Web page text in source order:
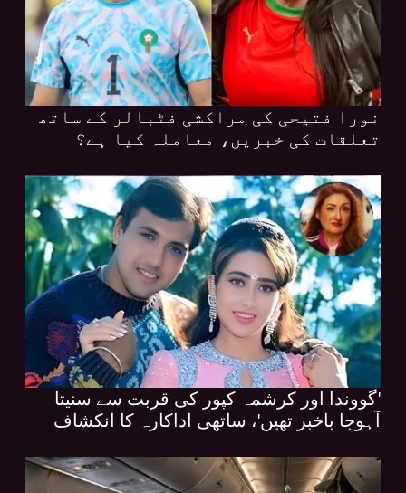
نورا فتیحی کی مراکشی فٹبالر کے ساتھ
تعلقات کی خبریں، معاملہ کیا ہے؟
'گووندا اور کرشمہ کپور کی قربت سے سنیتا
آہوجا باخبر تھیں'، ساتھی اداکارہ کا انکشاف